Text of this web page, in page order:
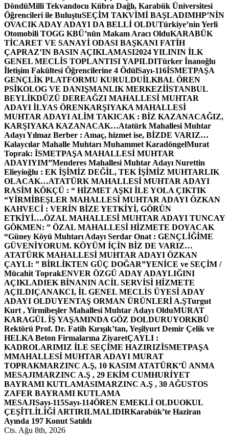
DöndüMilli Tekvandocu Kübra Dağlı, Karabük Üniversitesi
Öğrencileri ile BuluştuSEÇİM TAKVİMİ BAŞLADIMHP’NİN
OVACIK ADAY ADAYI DA BELLİ OLDUTürkiye’nin Yerli
Otomobili TOGG KBÜ’nün Makam Aracı OlduKARABÜK
TİCARET VE SANAYİ ODASI BAŞKANI FATİH
ÇAPRAZ’IN BASIN AÇIKLAMASI2024 YILININ İLK
GENEL MECLİS TOPLANTISI YAPILDITürker İnanoğlu
İletişim Fakültesi Öğrencilerine 4 ÖdülSayı-116İSMETPAŞA
GENÇLİK PLATFORMU KURULDUİLKBAL ÖREN
PSİKOLOG VE DANIŞMANLIK MERKEZİİSTANBUL
BEYLİKDÜZÜ DEREAĞZI MAHALLESİ MUHTAR
ADAYI İLYAS ÖRENKARŞIYAKA MAHALLESİ
MUHTAR ADAYI ALİM TAKICAK : BİZ KAZANACAĞIZ,
KARŞIYAKA KAZANACAK…Atatürk Mahallesi Muhtar
Adayı Yılmaz Berber : Amaç, hizmet ise, BİZDE VARIZ…
Kalaycılar Mahalle Muhtarı Muhammet KaradöngelMurat
Toprak: İSMETPAŞA MAHALLESİ MUHTAR
ADAYIYIM”Menderes Mahallesi Muhtar Adayı Nurettin
Elieyioğlu : EK İŞİMİZ DEĞİL, TEK İŞİMİZ MUHTARLIK
OLACAK…ATATÜRK MAHALLESİ MUHTAR ADAYI
RASİM KÖKÇÜ : “ HİZMET AŞKI İLE YOLA ÇIKTIK
“YİRMİBEŞLER MAHALLESİ MUHTAR ADAYI ÖZKAN
KAHVECİ : VERİN BİZE YETKİYİ, GÖRÜN
ETKİYİ….ÖZAL MAHALLESİ MUHTAR ADAYI TUNCAY
GÖKMEN: ” ÖZAL MAHALLESİ HİZMETE DOYACAK
“Güney Köyü Muhtarı Adayı Serdar Onat : GENÇLİĞİME
GÜVENİYORUM. KÖYÜM İÇİN BİZ DE VARIZ…
ATATÜRK MAHALLESİ MUHTAR ADAYI ÖZKAN
ÇAYLI: ” BİRLİKTEN GÜÇ DOĞAR”YENİCE ve SEÇİM /
Mücahit ToprakENVER ÖZGÜ ADAY ADAYLIĞINI
AÇIKLADIEK BİNANIN ACİL SERVİSİ HİZMETE
AÇILDIÇANAKCI, İL GENEL MECLİS ÜYESİ ADAY
ADAYI OLDUYENTAŞ ORMAN ÜRÜNLERİ A.ŞTurgut
Kurt , Yirmibeşler Mahallesi Muhtar Adayı OlduMURAT
KARAGÜL İŞ YAŞAMINDA GÖZ DOLDURUYORKBÜ
Rektörü Prof. Dr. Fatih Kırışık’tan, Yeşilyurt Demir Çelik ve
HELKA Beton Firmalarına ZiyaretÇAYLI :
KADROLARIMIZ İLE SEÇİME HAZIRIZİSMETPAŞA
MMAHALLESİ MUHTAR ADAYI MURAT
TOPRAKMARZINC A.Ş, 10 KASIM ATATÜRK’Ü ANMA
MESAJIMARZINC A.Ş , 29 EKİM CUMHURİYET
BAYRAMI KUTLAMASIMARZINC A.Ş , 30 AĞUSTOS
ZAFER BAYRAMI KUTLAMA
MESAJISayı-115Sayı-114ÖREN EMEKLİ OLDUOKUL
ÇEŞİTLİLİĞİ ARTIRILMALIDIRKarabük’te Haziran
Ayında 197 Konut Satıldı
Cts. Ağu 8th, 2026